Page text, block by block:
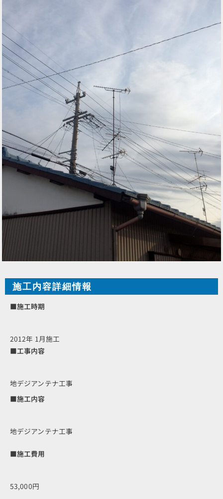
施工内容詳細情報
■施工時期
2012年 1月施工
■工事内容
地デジアンテナ工事
■施工内容
地デジアンテナ工事
■施工費用
53,000円